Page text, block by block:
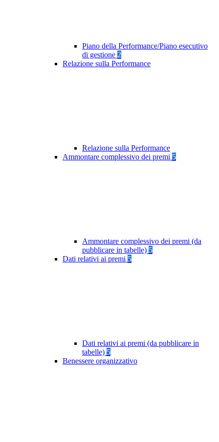
Piano della Performance/Piano esecutivo
di gestione 2
Relazione sulla Performance
Relazione sulla Performance
Ammontare complessivo dei premi 5
Ammontare complessivo dei premi (da
pubblicare in tabelle) 5
Dati relativi ai premi 5
Dati relativi ai premi (da pubblicare in
tabelle) 5
Benessere organizzativo